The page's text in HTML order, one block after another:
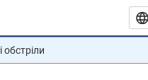
обстріли